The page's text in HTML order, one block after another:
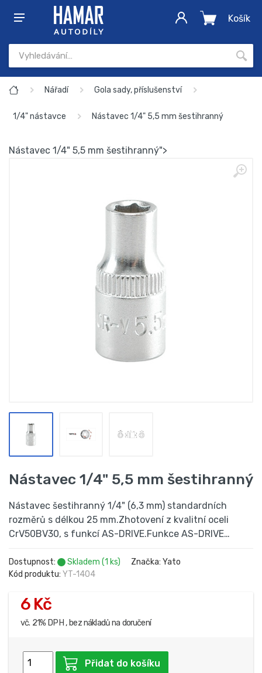
Košík
Nářadí Gola sady, příslušenství
1/4" nástavce Nástavec 1/4" 5,5 mm šestihranný
Nástavec 1/4" 5,5 mm šestihranný">
Nástavec 1/4" 5,5 mm šestihranný
Nástavec šestihranný 1/4" (6,3 mm) standardních
rozměrů s délkou 25 mm.Zhotovení z kvalitní oceli
CrV50BV30, s funkcí AS-DRIVE.Funkce AS-DRIVE…
Dostupnost: Skladem (1 ks)
Značka: Yato
Kód produktu: YT-1404
6 Kč
vč. 21% DPH , bez nákladů na doručení
Přidat do košíku